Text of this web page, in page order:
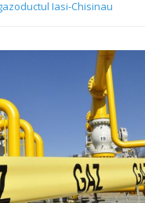
Iasi-Chisinau